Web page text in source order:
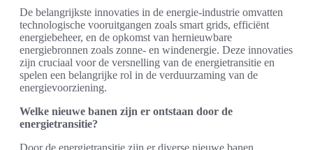
De belangrijkste innovaties in de energie-industrie omvatten
technologische vooruitgangen zoals smart grids, efficiënt
energiebeheer, en de opkomst van hernieuwbare
energiebronnen zoals zonne- en windenergie. Deze innovaties
zijn cruciaal voor de versnelling van de energietransitie en
spelen een belangrijke rol in de verduurzaming van de
energievoorziening.
Welke nieuwe banen zijn er ontstaan door de
energietransitie?
Door de energietransitie zijn er diverse nieuwe banen